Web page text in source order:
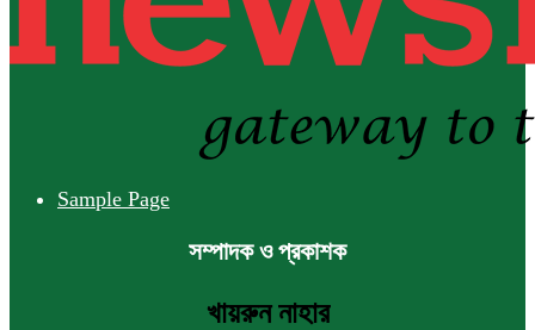
বিশ্বের ১০০ প্রভাবশালীর তালিকায় ব্র্যাকের
নির্বাহী পরিচালক আসিফ সালেহ
একনেকে ৩৬ হাজার ৬৯৫ কোটি টাকার ৯
ইসলামী ব্যাংকের বোর্ড সভা অনুষ্ঠিত
Sample Page
সম্পাদক ও প্রকাশক
খায়রুন নাহার